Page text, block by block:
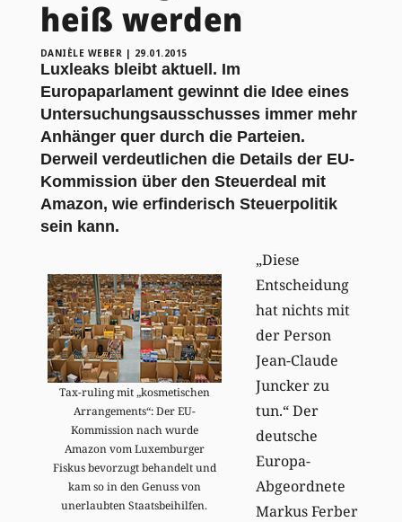
heiß werden
DANIÈLE WEBER | 29.01.2015
Luxleaks bleibt aktuell. Im
Europaparlament gewinnt die Idee eines
Untersuchungsausschusses immer mehr
Anhänger quer durch die Parteien.
Derweil verdeutlichen die Details der EU-
Kommission über den Steuerdeal mit
Amazon, wie erfinderisch Steuerpolitik
sein kann.
Tax-ruling mit „kosmetischen
Arrangements“: Der EU-
Kommission nach wurde
Amazon vom Luxemburger
Fiskus bevorzugt behandelt und
kam so in den Genuss von
unerlaubten Staatsbeihilfen.
„Diese
Entscheidung
hat nichts mit
der Person
Jean-Claude
Juncker zu
tun.“ Der
deutsche
Europa-
Abgeordnete
Markus Ferber